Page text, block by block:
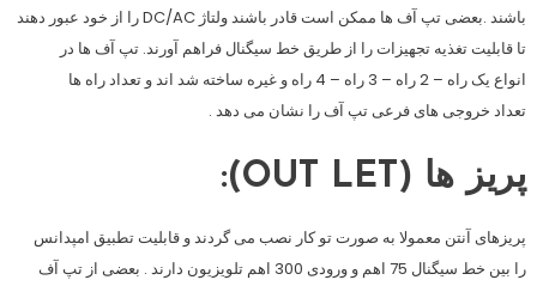
باشند .بعضی تپ آف ها ممکن است قادر باشند ولتاژ DC/AC را از خود عبور دهند
تا قابلیت تغذیه تجهیزات را از طریق خط سیگنال فراهم آورند. تپ آف ها در
انواع یک راه – 2 راه – 3 راه – 4 راه و غیره ساخته شد اند و تعداد راه ها
تعداد خروجی های فرعی تپ آف را نشان می دهد .
پریز ها (OUT LET):
پریزهای آنتن معمولا به صورت تو کار نصب می گردند و قابلیت تطبیق امپدانس
را بین خط سیگنال 75 اهم و ورودی 300 اهم تلویزیون دارند . بعضی از تپ آف